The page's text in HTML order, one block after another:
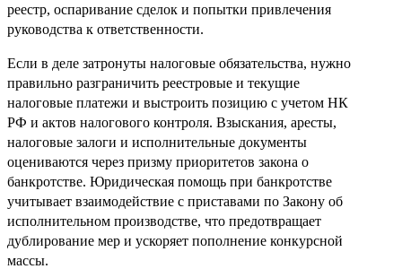
реестр, оспаривание сделок и попытки привлечения
руководства к ответственности.
Если в деле затронуты налоговые обязательства, нужно
правильно разграничить реестровые и текущие
налоговые платежи и выстроить позицию с учетом НК
РФ и актов налогового контроля. Взыскания, аресты,
налоговые залоги и исполнительные документы
оцениваются через призму приоритетов закона о
банкротстве. Юридическая помощь при банкротстве
учитывает взаимодействие с приставами по Закону об
исполнительном производстве, что предотвращает
дублирование мер и ускоряет пополнение конкурсной
массы.